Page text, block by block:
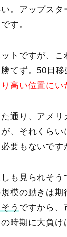
。アップス
す。
ト ですが、こ
てず。 50日移
高い位置にい
通り、アメ
、それくら
要もないです
も見られそ
模の動きは
う ですから、
時期に大負け